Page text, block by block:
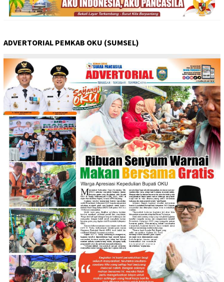
ADVERTORIAL PEMKAB OKU (SUMSEL)